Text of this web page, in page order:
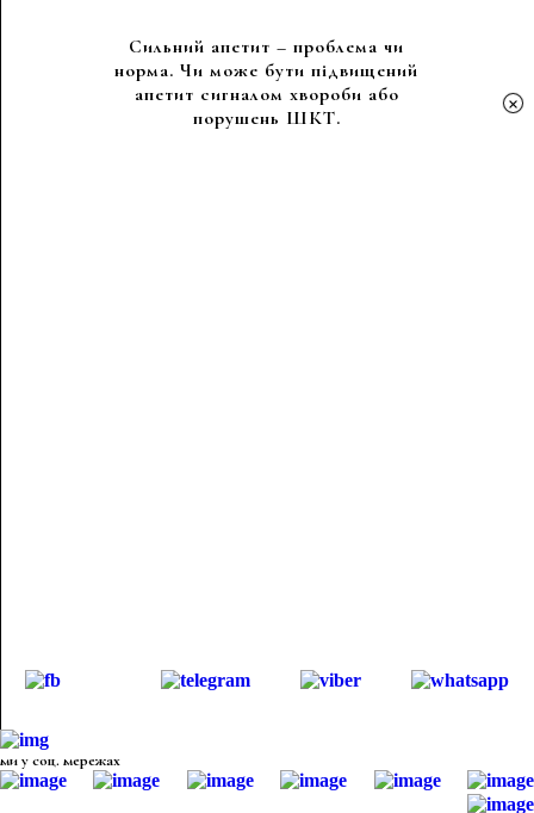
Сильний апетит – проблема чи
норма. Чи може бути підвищений
апетит сигналом хвороби або
порушень ШКТ.
×
ми у соц. мережах